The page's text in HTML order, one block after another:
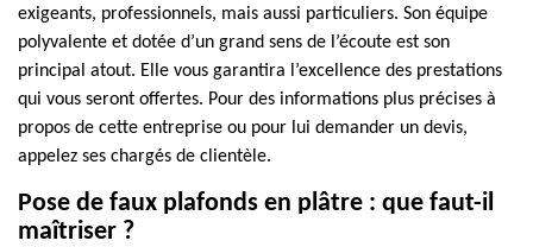
exigeants, professionnels, mais aussi particuliers. Son équipe
polyvalente et dotée d’un grand sens de l’écoute est son
principal atout. Elle vous garantira l’excellence des prestations
qui vous seront offertes. Pour des informations plus précises à
propos de cette entreprise ou pour lui demander un devis,
appelez ses chargés de clientèle.
Pose de faux plafonds en plâtre : que faut-il
maîtriser ?